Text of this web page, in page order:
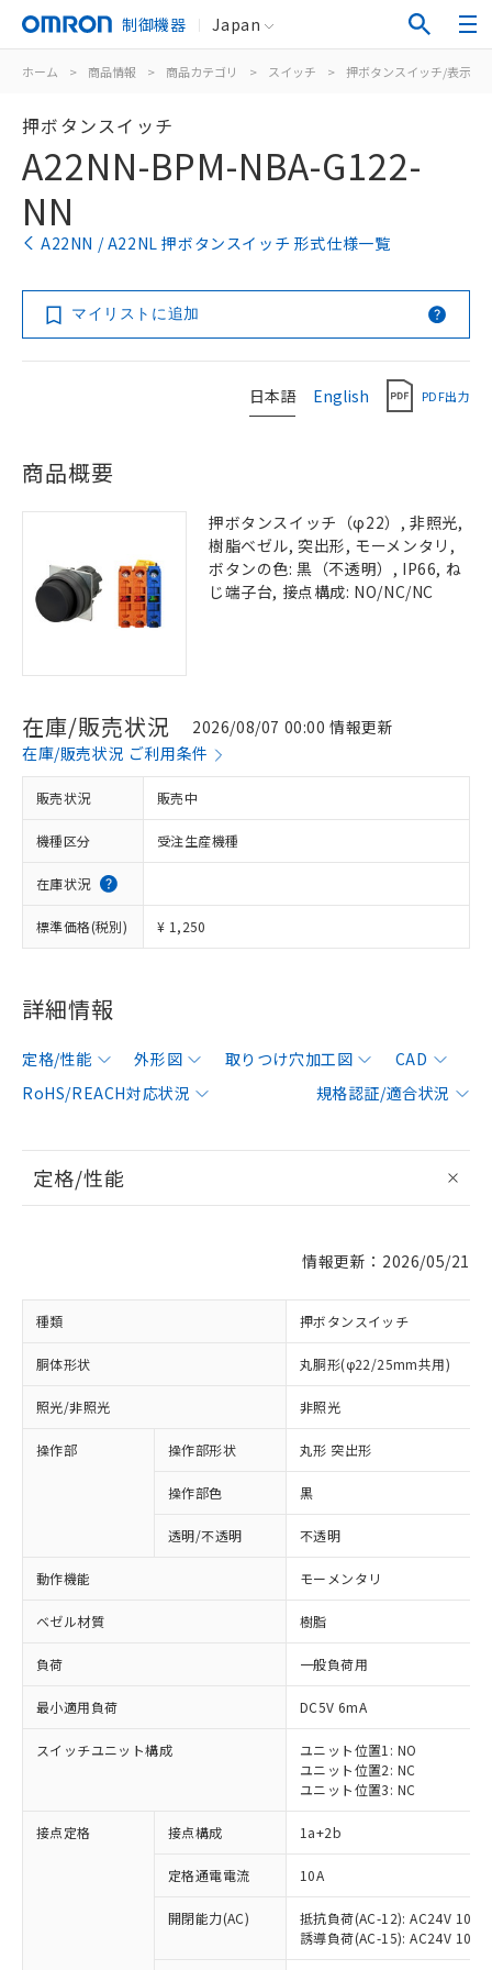
制御機器 Japan
ホーム > 商品情報 > 商品カテゴリ > スイッチ > 押ボタンスイッチ/表示灯
押ボタンスイッチ
A22NN-BPM-NBA-G122-
NN
A22NN / A22NL 押ボタンスイッチ 形式仕様一覧
マイリストに追加
日本語 English PDF出力
商品概要
押ボタンスイッチ（φ22）, 非照光,
樹脂ベゼル, 突出形, モーメンタリ,
ボタンの色: 黒（不透明）, IP66, ね
じ端子台, 接点構成: NO/NC/NC
在庫/販売状況
2026/08/07 00:00 情報更新
在庫/販売状況 ご利用条件
販売状況 販売中
機種区分 受注生産機種
在庫状況
標準価格(税別) ¥ 1,250
詳細情報
定格/性能 外形図 取りつけ穴加工図
CAD
RoHS/REACH対応状況
規格認証/適合状況
定格/性能
情報更新：2026/05/21
種類 押ボタンスイッチ
胴体形状 丸胴形(φ22/25mm共用)
照光/非照光 非照光
操作部 操作部形状 丸形 突出形
操作部色 黒
透明/不透明 不透明
動作機能 モーメンタリ
ベゼル材質 樹脂
負荷 一般負荷用
最小適用負荷 DC5V 6mA
スイッチユニット構成
ユニット位置1: NO
ユニット位置2: NC
ユニット位置3: NC
接点定格 接点構成 1a+2b
定格通電電流 10A
開閉能力(AC)
抵抗負荷(AC-12): AC24V 10A/
誘導負荷(AC-15): AC24V
※1 対応状況
対応済み：EU RoHS指令（10物質）の
非含有に対応した製品が提供可能な商品で
対応予定：EU RoHS指令（10物質）の非含